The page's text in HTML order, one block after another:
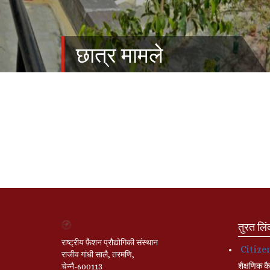
छात्र मामले
राष्ट्रीय फ़ैशन प्रौद्योगिकी संस्थान
राजीव गांधी सालै, तरमणि,
चेन्नै-600113
तुरत
शैक्षणिक